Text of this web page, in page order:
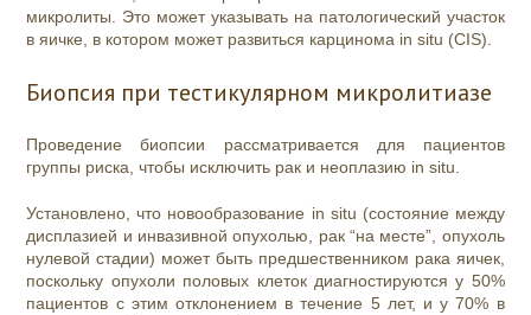
микролиты. Это может указывать на патологический участок
в яичке, в котором может развиться карцинома in situ (CIS).
Биопсия при тестикулярном микролитиазе
Проведение биопсии рассматривается для пациентов
группы риска, чтобы исключить рак и неоплазию in situ.
Установлено, что новообразование in situ (состояние между
дисплазией и инвазивной опухолью, рак “на месте”, опухоль
нулевой стадии) может быть предшественником рака яичек,
поскольку опухоли половых клеток диагностируются у 50%
пациентов с этим отклонением в течение 5 лет, и у 70% в